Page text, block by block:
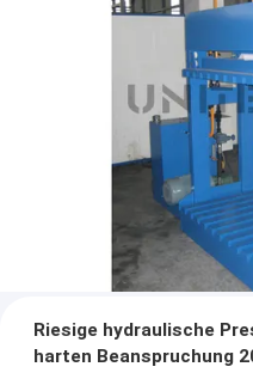
Riesige hydraulische
harten Beanspruchung